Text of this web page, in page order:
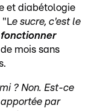
et diabétologie
"Le sucre, c'est le
fonctionner
mois sans
? Non. Est-ce
par